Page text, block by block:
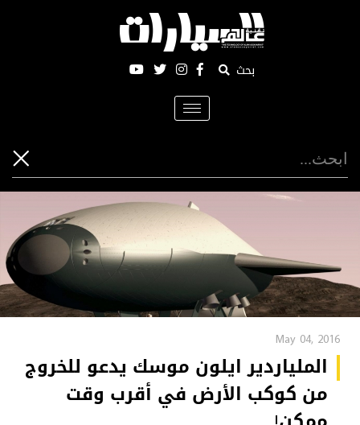
بحث
Toggle
navigation
May 04, 2016
الملياردير ايلون موسك يدعو للخروج
من كوكب الأرض في أقرب وقت